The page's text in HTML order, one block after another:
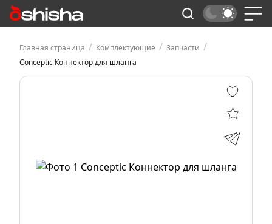
Главная страница / Комплектующие / Запчасти /
Conceptic Коннектор для шланга